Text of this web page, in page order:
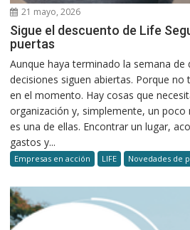
21 mayo, 2026
Sigue el descuento de Life
puertas
Aunque haya terminado la semana de
decisiones siguen abiertas. Porque
en el momento. Hay cosas que
organización y, simplemente, un
es una de ellas. Encontrar un lugar,
gastos y...
Empresas en acción LIFE Novedades de